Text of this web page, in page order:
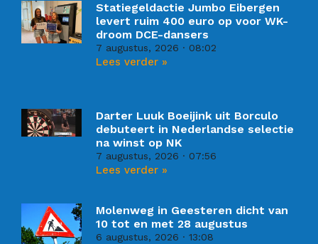
Statiegeldactie Jumbo Eibergen
levert ruim 400 euro op voor WK-
droom DCE-dansers
7 augustus, 2026 08:02
Lees verder »
Darter Luuk Boeijink uit Borculo
debuteert in Nederlandse selectie
na winst op NK
7 augustus, 2026 07:56
Lees verder »
Molenweg in Geesteren dicht van
10 tot en met 28 augustus
6 augustus, 2026 13:08